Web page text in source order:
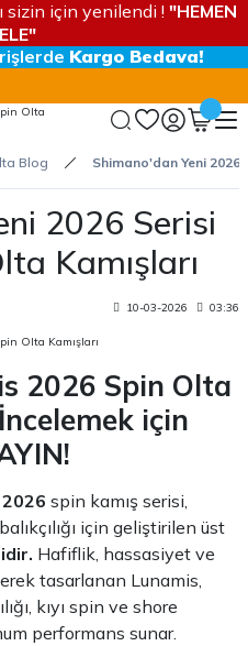
sizin için yenilendi ! "HEMEN
Kargo Bedava!
Blog Shimano'dan Yeni 2026
2026 Serisi
Kamışları
10-03-2026 03:36
2026 Spin Olta
için
spin kamış serisi,
için geliştirilen üst
Hafiflik, hassasiyet ve
tasarlanan Lunamis,
kıyı spin ve shore
performans sunar.